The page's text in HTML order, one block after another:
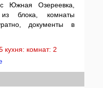
Южная Озереевка,
блока, комнаты
документы в
кухня: комнат: 2